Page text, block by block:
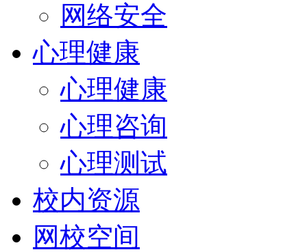
网络安全
心理健康
心理健康
心理咨询
心理测试
校内资源
网校空间